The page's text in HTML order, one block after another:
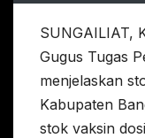
SUNGAILIAT,
Gugus Tugas
menjelaskan
Kabupaten
stok vaksin